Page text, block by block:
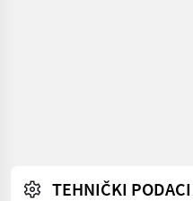
TEHNIČKI PODACI